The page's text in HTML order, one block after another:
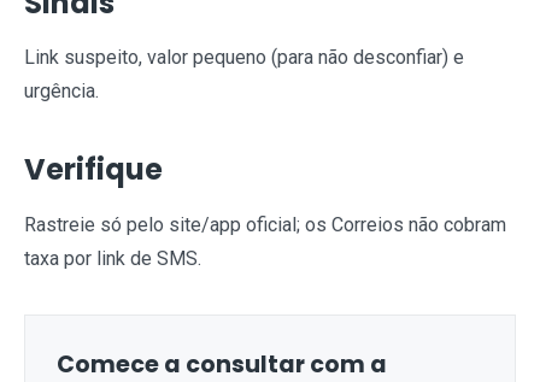
Link suspeito, valor pequeno (para não desconfiar) e
urgência.
Verifique
Rastreie só pelo site/app oficial; os Correios não cobram
taxa por link de SMS.
Comece a consultar com a